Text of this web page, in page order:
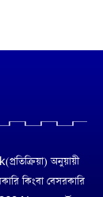
অনুয়ায়ী
কিংবা বেসরকারি